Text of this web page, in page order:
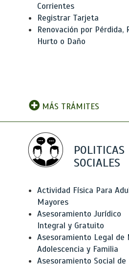
Corrientes
Registrar Tarjeta
Renovación por Pérdida,
Hurto o Daño
MÁS TRÁMITES
POLITICAS
SOCIALES
Actividad Física Para
Mayores
Asesoramiento Jurídico
Integral y Gratuito
Asesoramiento Legal de
Adolescencia y Familia
Asesoramiento Social de